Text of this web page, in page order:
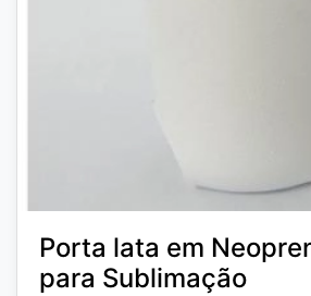
Porta lata em
para Sublimação